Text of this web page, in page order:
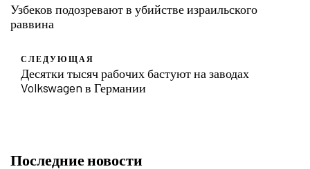
Узбеков подозревают в убийстве израильского
раввина
СЛЕДУЮЩАЯ
Десятки тысяч рабочих бастуют на заводах
Volkswagen в Германии
Последние новости